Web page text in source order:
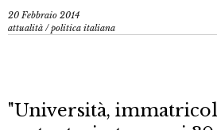
20 Febbraio 2014
attualità /politica italiana
"Università,